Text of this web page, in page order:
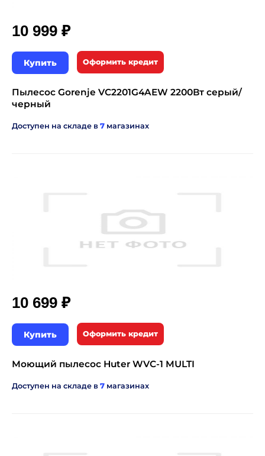
10 999 ₽
Купить Оформить кредит
Пылесос Gorenje VC2201G4AEW 2200Вт серый/
черный
Доступен на складе в 7 магазинах
10 699 ₽
Купить Оформить кредит
Моющий пылесос Huter WVC-1 MULTI
Доступен на складе в 7 магазинах